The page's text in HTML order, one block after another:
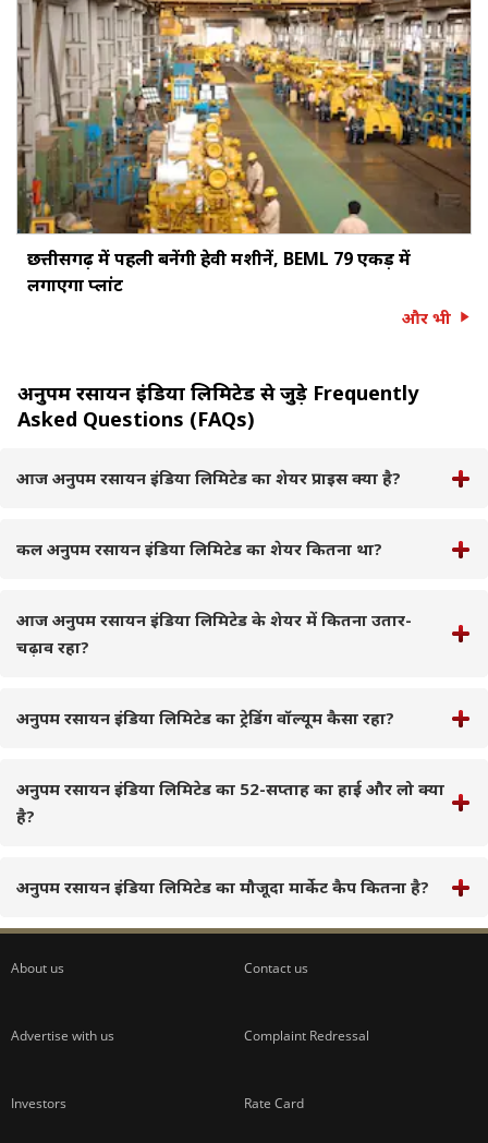
छत्तीसगढ़ में पहली बनेंगी हेवी मशीनें, BEML 79 एकड़ में
लगाएगा प्लांट
और भी
अनुपम रसायन इंडिया लिमिटेड से जुड़े Frequently
Asked Questions (FAQs)
आज अनुपम रसायन इंडिया लिमिटेड का शेयर प्राइस क्या है?
कल अनुपम रसायन इंडिया लिमिटेड का शेयर कितना था?
आज अनुपम रसायन इंडिया लिमिटेड के शेयर में कितना उतार-
चढ़ाव रहा?
अनुपम रसायन इंडिया लिमिटेड का ट्रेडिंग वॉल्यूम कैसा रहा?
अनुपम रसायन इंडिया लिमिटेड का 52-सप्ताह का हाई और लो क्या
है?
अनुपम रसायन इंडिया लिमिटेड का मौजूदा मार्केट कैप कितना है?
About us Contact us
Advertise with us Complaint Redressal
Investors Rate Card